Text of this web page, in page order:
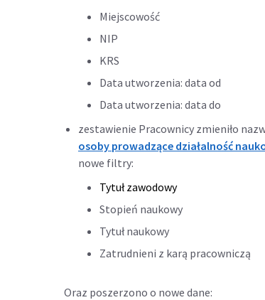
Miejscowość
NIP
KRS
Data utworzenia: data od
Data utworzenia: data do
zestawienie Pracownicy zmieniło
osoby prowadzące działalność
nowe filtry:
Tytuł zawodowy
Stopień naukowy
Tytuł naukowy
Zatrudnieni z karą pracowniczą
Oraz poszerzono o nowe dane: